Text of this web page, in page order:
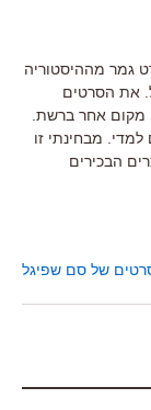
גמר מההיסטוריה
את הסרטים
מקום אחר ברשת.
מבחינתי זו
הבכירים
של סם שפיגל